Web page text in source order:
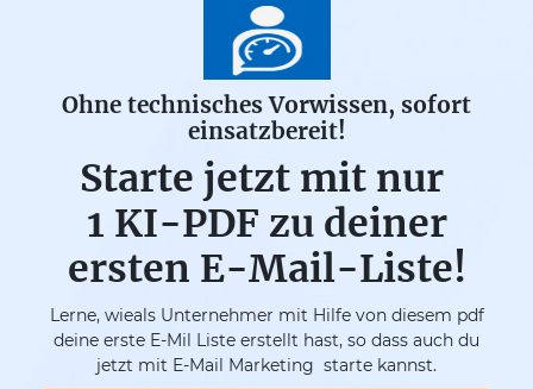
Ohne technisches Vorwissen, sofort
einsatzbereit!
Starte jetzt mit nur
1 KI-PDF zu deiner
ersten E-Mail-Liste!
Lerne, wieals Unternehmer mit Hilfe von diesem pdf
deine erste E-Mil Liste erstellt hast, so dass auch du
jetzt mit E-Mail Marketing starte kannst.